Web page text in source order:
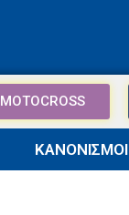
MOTOCROSS
ΚΑΝΟΝΙΣΜΟΙ